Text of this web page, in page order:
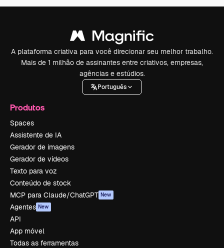
A plataforma criativa para você direcionar seu melhor trabalho.
Mais de 1 milhão de assinantes entre criativos, empresas,
agências e estúdios.
Português
Produtos
Spaces
Assistente de IA
Gerador de imagens
Gerador de vídeos
Texto para voz
Conteúdo de stock
MCP para Claude/ChatGPT New
Agentes New
API
App móvel
Todas as ferramentas